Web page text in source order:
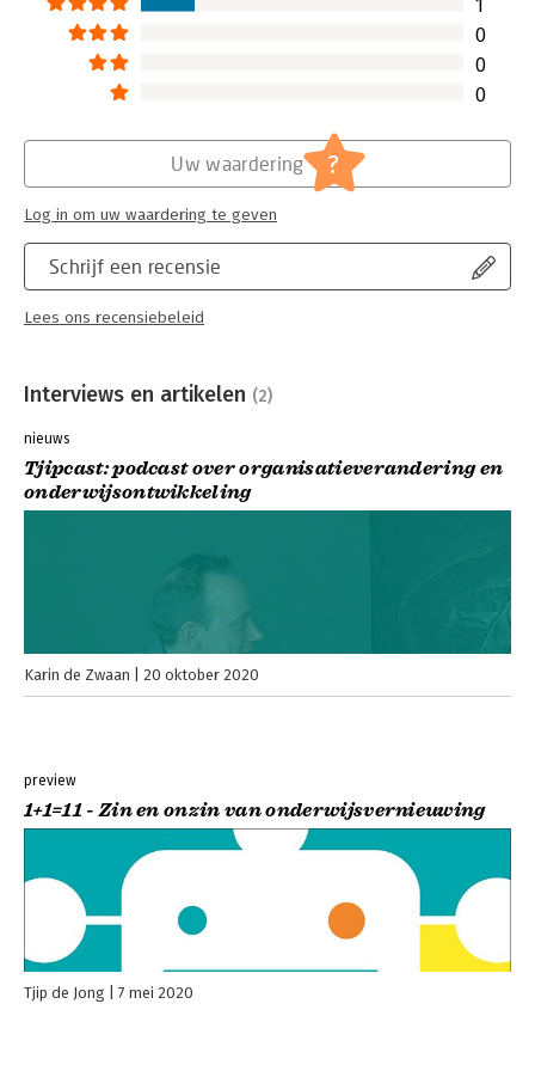
1
0
0
0
Schrijf een recensie
Lees ons recensiebeleid
Uw waardering ?
Log in om uw waardering te geven
Interviews en artikelen (2)
nieuws
Tjipcast: podcast over organisatieverandering en
onderwijsontwikkeling
Karin de Zwaan 20 oktober 2020
preview
1+1=11 - Zin en onzin van onderwijsvernieuwing
Tjip de Jong 7 mei 2020